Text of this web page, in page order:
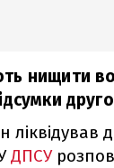
нищити
ліквідував
ДПСУ